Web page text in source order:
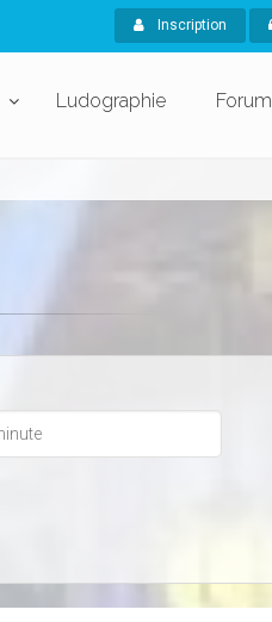
Inscription
Ludographie Forum